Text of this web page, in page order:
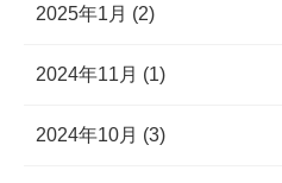
2025年1月 (2)
2024年11月 (1)
2024年10月 (3)